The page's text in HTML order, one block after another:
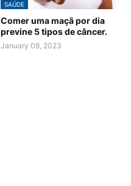
SAÚDE
Comer uma maçã por dia
previne 5 tipos de câncer.
January 08, 2023